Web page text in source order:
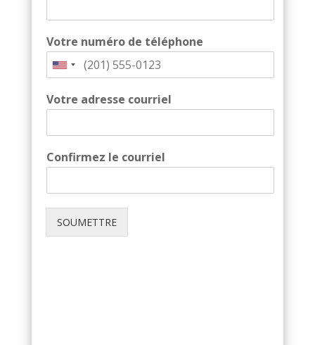
Votre numéro de téléphone
Votre adresse courriel
Confirmez le courriel
SOUMETTRE